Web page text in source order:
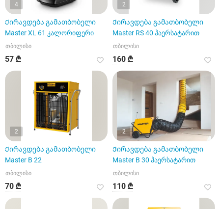
4
Ქირავდება გამათბობელი
Master XL 61 კალორიფერი
თბილისი
57 ₾
2
Ქირავდება გამათბობელი
Master RS ​​40 ჰაერსატარით
თბილისი
160 ₾
2
Ქირავდება გამათბობელი
Master B 22
თბილისი
70 ₾
2
Ქირავდება გამათბობელი
Master B 30 ჰაერსატარით
თბილისი
110 ₾